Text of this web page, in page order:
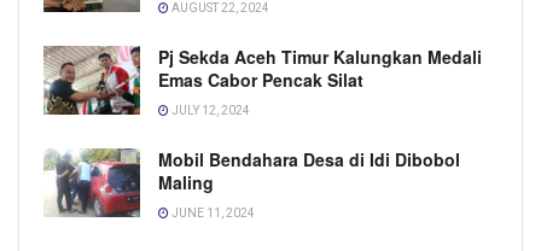
AUGUST 22, 2024
Pj Sekda Aceh Timur Kalungkan Medali
Emas Cabor Pencak Silat
JULY 12, 2024
Mobil Bendahara Desa di Idi Dibobol
Maling
JUNE 11, 2024